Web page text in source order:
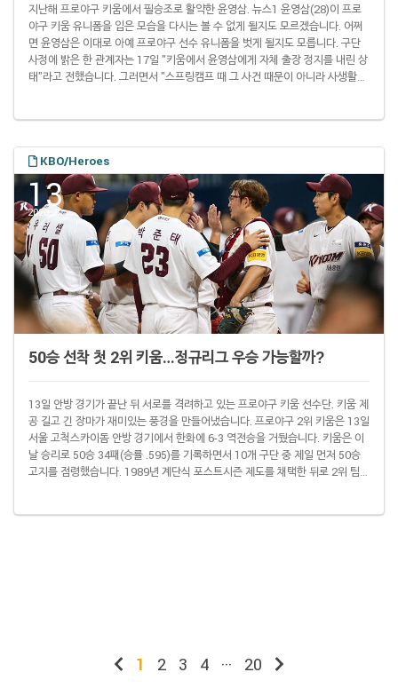
지난해 프로야구 키움에서 필승조로 활약한 윤영삼. 뉴스1 윤영삼(28)이 프로
야구 키움 유니폼을 입은 모습을 다시는 볼 수 없게 될지도 모르겠습니다. 어쩌
면 윤영삼은 이대로 아예 프로야구 선수 유니폼을 벗게 될지도 모릅니다. 구단
사정에 밝은 한 관계자는 17일 "키움에서 윤영삼에게 자체 출장 정지를 내린 상
태"라고 전했습니다. 그러면서 "스프링캠프 때 그 사건 때문이 아니라 사생활에
계자는 "아직 정확한 결론이 나지 않은 사안이라 결과를 예단하기는 이르다. 그
러나 혐의가 사실이..
KBO/Heroes
13
2020. 8.
50승 선착 첫 2위 키움…정규리그 우승 가능할까?
13일 안방 경기가 끝난 뒤 서로를 격려하고 있는 프로야구 키움 선수단. 키움 제
공 길고 긴 장마가 재미있는 풍경을 만들어냈습니다. 프로야구 2위 키움은 13일
서울 고척스카이돔 안방 경기에서 한화에 6-3 역전승을 거뒀습니다. 키움은 이
날 승리로 50승 34패(승률 .595)를 기록하면서 10개 구단 중 제일 먼저 50승
고지를 점령했습니다. 1989년 계단식 포스트시즌 제도를 채택한 뒤로 2위 팀이
1 2 3 4 ··· 20